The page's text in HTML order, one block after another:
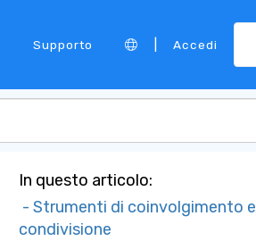
Supporto Accedi
In questo articolo:
- Strumenti di coinvolgimento e
condivisione